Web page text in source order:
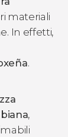
materiali
In effetti,
.
,